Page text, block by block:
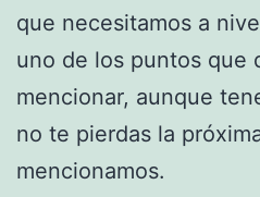
que necesitamos a
uno de los puntos que
mencionar, aunque
no te pierdas la
mencionamos.